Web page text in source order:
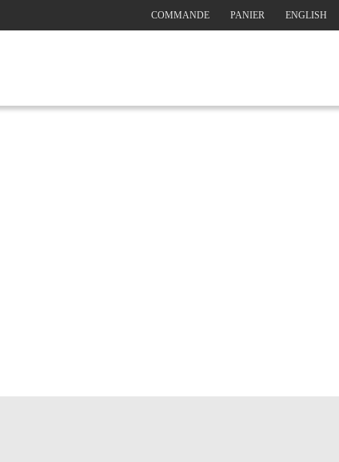
COMMANDE PANIER ENGLISH